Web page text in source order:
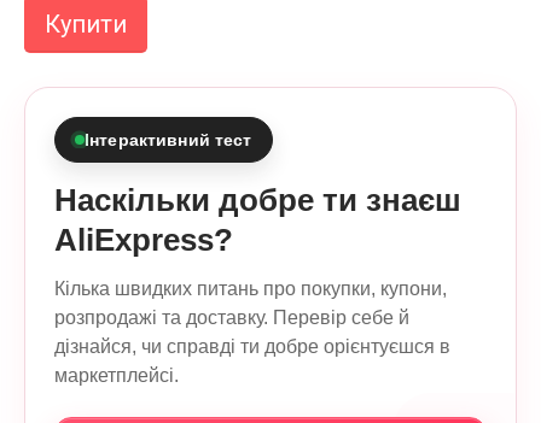
Купити
Інтерактивний тест
Наскільки добре ти знаєш
AliExpress?
Кілька швидких питань про покупки, купони,
розпродажі та доставку. Перевір себе й
дізнайся, чи справді ти добре орієнтуєшся в
маркетплейсі.